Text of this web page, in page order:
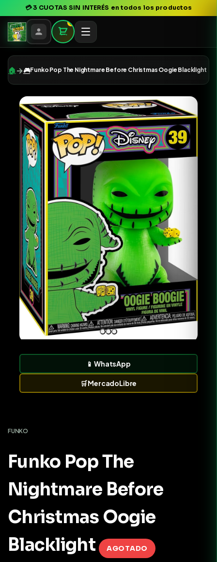
💳3 CUOTAS SIN INTERÉS en todos los productos
0
🏠 →🎮Funko Pop The Nightmare Before Christmas Oogie Blacklight
📱WhatsApp
🛒MercadoLibre
FUNKO
Funko Pop The
Nightmare Before
Christmas Oogie
Blacklight
AGOTADO